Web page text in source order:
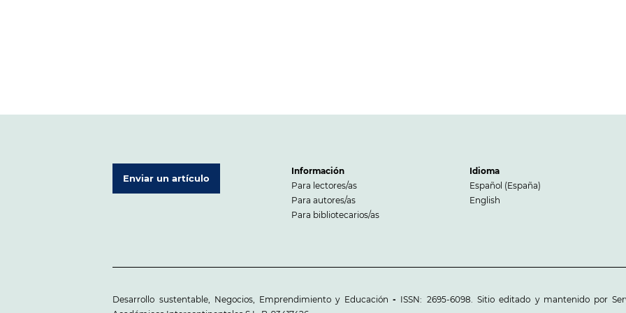
Enviar un artículo
Información
Para lectores/as
Para autores/as
Para bibliotecarios/as
Idioma
Español (España)
English
Desarrollo sustentable, Negocios, Emprendimiento y Educación - ISSN: 2695-6098. Sitio editado y mantenido por